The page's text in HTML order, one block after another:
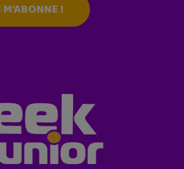
M'ABONNE !